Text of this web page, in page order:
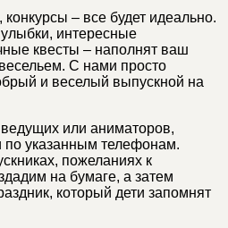
– все будет идеально.
интересные
квесты – наполнят ваш
С нами просто
и веселый выпускной на
ведущих или аниматоров,
по указанным телефонам.
пожеланиях к
на бумаге, а затем
который дети запомнят